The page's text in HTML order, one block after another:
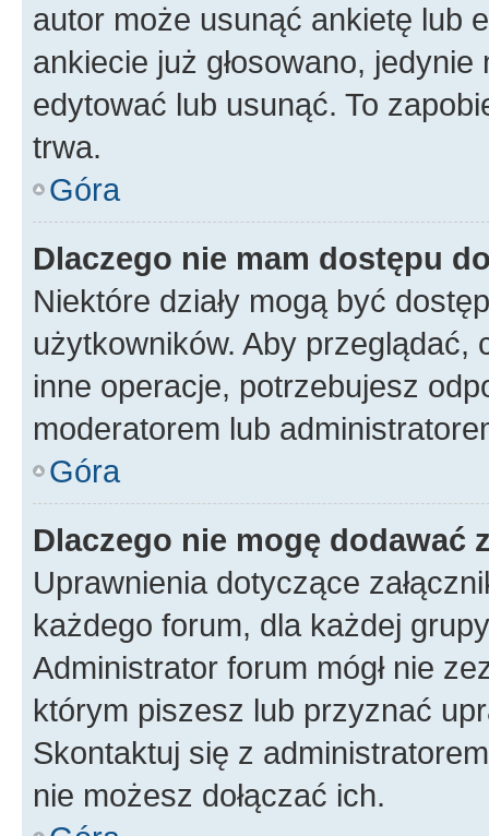
autor może usunąć ankietę lub
ankiecie już głosowano,
edytować lub usunąć. To
trwa.
Góra
Dlaczego nie mam dostępu
Niektóre działy mogą być
użytkowników. Aby
inne operacje, potrzebujesz
moderatorem lub
Góra
Dlaczego nie mogę dodawać
Uprawnienia dotyczące
każdego forum, dla każdej
Administrator forum mógł nie
którym piszesz lub przyznać
Skontaktuj się z
nie możesz dołączać ich.